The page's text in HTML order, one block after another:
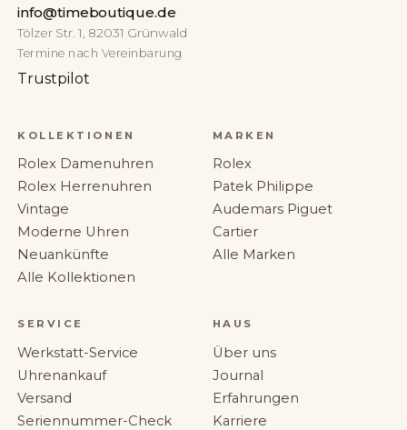
info@timeboutique.de
Tölzer Str. 1, 82031 Grünwald
Termine nach Vereinbarung
Trustpilot
KOLLEKTIONEN
Rolex Damenuhren
Rolex Herrenuhren
Vintage
Moderne Uhren
Neuankünfte
Alle Kollektionen
MARKEN
Rolex
Patek Philippe
Audemars Piguet
Cartier
Alle Marken
SERVICE
Werkstatt-Service
Uhrenankauf
Versand
Seriennummer-Check
HAUS
Über uns
Journal
Erfahrungen
Karriere